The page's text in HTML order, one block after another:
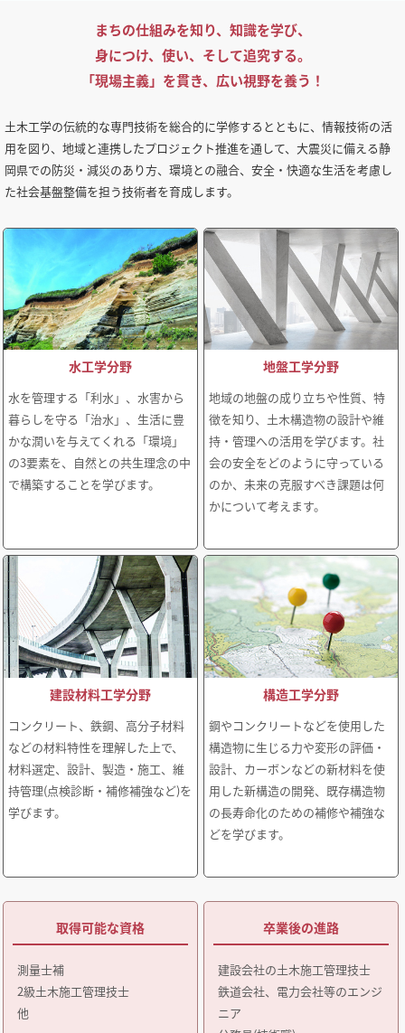
まちの仕組みを知り、知識を学び、
身につけ、使い、そして追究する。
「現場主義」を貫き、広い視野を養う！
土木工学の伝統的な専門技術を総合的に学修するとともに、情報技術の活
用を図り、地域と連携したプロジェクト推進を通して、大震災に備える静
岡県での防災・減災のあり方、環境との融合、安全・快適な生活を考慮し
た社会基盤整備を担う技術者を育成します。
水工学分野
水を管理する「利水」、水害から
暮らしを守る「治水」、生活に豊
かな潤いを与えてくれる「環境」
の3要素を、自然との共生理念の中
で構築することを学びます。
地盤工学分野
地域の地盤の成り立ちや性質、特
徴を知り、土木構造物の設計や維
持・管理への活用を学びます。社
会の安全をどのように守っている
のか、未来の克服すべき課題は何
かについて考えます。
建設材料工学分野
コンクリート、鉄鋼、高分子材料
などの材料特性を理解した上で、
材料選定、設計、製造・施工、維
持管理(点検診断・補修補強など)を
学びます。
構造工学分野
鋼やコンクリートなどを使用した
構造物に生じる力や変形の評価・
設計、カーボンなどの新材料を使
用した新構造の開発、既存構造物
の長寿命化のための補修や補強な
どを学びます。
取得可能な資格
測量士補
2級土木施工管理技士
他
卒業後の進路
建設会社の土木施工管理技士
鉄道会社、電力会社等のエンジ
ニア